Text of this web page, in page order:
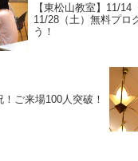
【東松山教室】11/14
11/28（土）無料プロ
う！
！ご来場100人突破！